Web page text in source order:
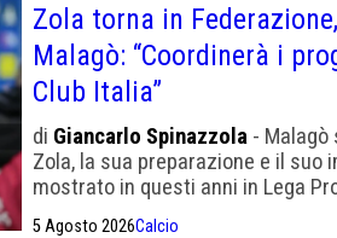
Zola torna in
Malagò: “Coordinerà i
Club Italia”
di Giancarlo Spinazzola - Malagò
Zola, la sua preparazione e il suo
mostrato in questi anni in Lega
base migliore per costruire il
5 Agosto 2026Calcio